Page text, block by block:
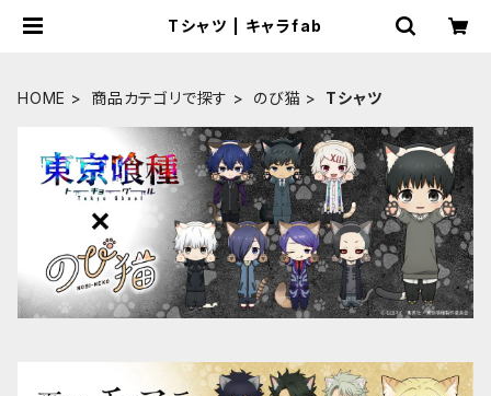
Tシャツ | キャラfab
HOME 商品カテゴリで探す のび猫 Tシャツ